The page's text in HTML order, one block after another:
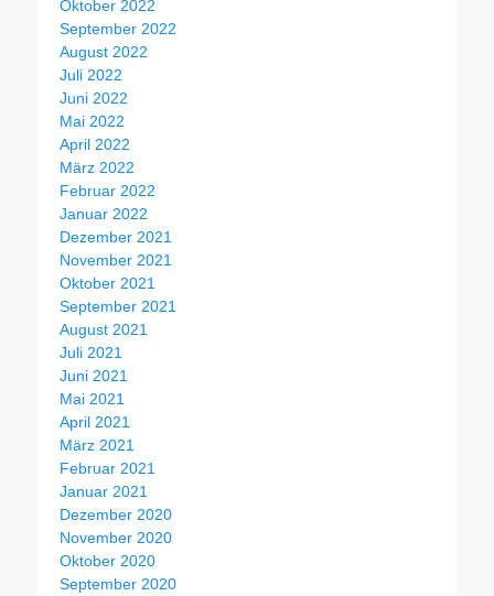
Oktober 2022
September 2022
August 2022
Juli 2022
Juni 2022
Mai 2022
April 2022
März 2022
Februar 2022
Januar 2022
Dezember 2021
November 2021
Oktober 2021
September 2021
August 2021
Juli 2021
Juni 2021
Mai 2021
April 2021
März 2021
Februar 2021
Januar 2021
Dezember 2020
November 2020
Oktober 2020
September 2020